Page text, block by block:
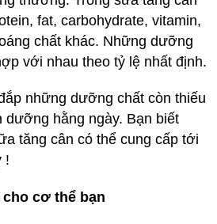
fat, carbohydrate, vitamin,
chất khác. Những dưỡng
với nhau theo tỷ lệ nhất định.
những dưỡng chất còn thiếu
dưỡng hằng ngày. Bạn biết
tăng cân có thể cung cấp tới
!
cho cơ thể bạn